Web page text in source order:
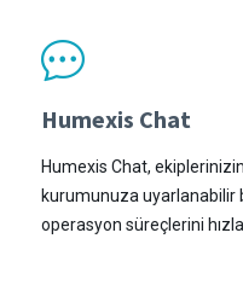
Humexis Chat
Humexis Chat,
kurumunuza uyarlanabilir
operasyon süreçlerini